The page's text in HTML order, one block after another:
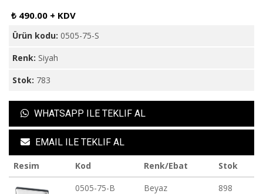
₺ 490.00 + KDV
Ürün kodu: 0505-75-S
Renk: Siyah
Stok: 783
WHATSAPP ILE TEKLIF AL
EMAIL ILE TEKLIF AL
Resim Kod Renk/Ebat
Stok
0505-75-B
Beyaz 898